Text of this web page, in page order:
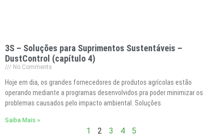
3S – Soluções para Suprimentos Sustentáveis –
DustControl (capítulo 4)
No Comments
Hoje em dia, os grandes fornecedores de produtos agrícolas estão
operando mediante a programas desenvolvidos pra poder minimizar os
problemas causados pelo impacto ambiental. Soluções
Saiba Mais »
1 2 3 4 5